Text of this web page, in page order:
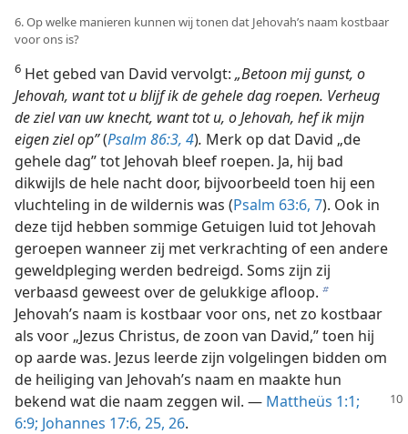
6. Op welke manieren kunnen wij tonen dat Jehovah’s naam kostbaar
voor ons is?
6 Het gebed van David vervolgt: „Betoon mij gunst, o
Jehovah, want tot u blijf ik de gehele dag roepen. Verheug
de ziel van uw knecht, want tot u, o Jehovah, hef ik mijn
eigen ziel op”(Psalm 86:3, 4). Merk op dat David „de
gehele dag” tot Jehovah bleef roepen. Ja, hij bad
dikwijls de hele nacht door, bijvoorbeeld toen hij een
vluchteling in de wildernis was (Psalm 63:6, 7). Ook in
deze tijd hebben sommige Getuigen luid tot Jehovah
geroepen wanneer zij met verkrachting of een andere
geweldpleging werden bedreigd. Soms zijn zij
verbaasd geweest over de gelukkige afloop. b
Jehovah’s naam is kostbaar voor ons, net zo kostbaar
als voor „Jezus Christus, de zoon van David,” toen hij
op aarde was. Jezus leerde zijn volgelingen bidden om
de heiliging van Jehovah’s naam en maakte hun
bekend wat die naam zeggen wil. — Mattheüs 1:1;
6:9; Johannes 17:6, 25, 26.